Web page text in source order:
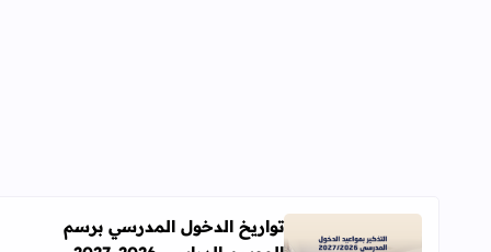
تواريخ الدخول المدرسي برسم